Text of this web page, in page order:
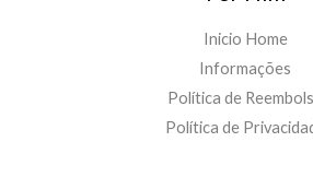
Inicio Home
Informações
Política de
Política de